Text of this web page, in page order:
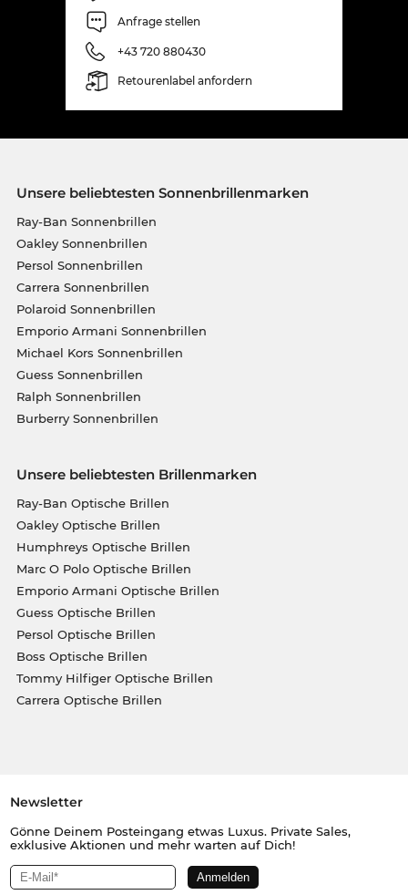
Anfrage stellen
+43 720 880430
Retourenlabel anfordern
Unsere beliebtesten Sonnenbrillenmarken
Ray-Ban Sonnenbrillen
Oakley Sonnenbrillen
Persol Sonnenbrillen
Carrera Sonnenbrillen
Polaroid Sonnenbrillen
Emporio Armani Sonnenbrillen
Michael Kors Sonnenbrillen
Guess Sonnenbrillen
Ralph Sonnenbrillen
Burberry Sonnenbrillen
Unsere beliebtesten Brillenmarken
Ray-Ban Optische Brillen
Oakley Optische Brillen
Humphreys Optische Brillen
Marc O Polo Optische Brillen
Emporio Armani Optische Brillen
Guess Optische Brillen
Persol Optische Brillen
Boss Optische Brillen
Tommy Hilfiger Optische Brillen
Carrera Optische Brillen
Newsletter
Gönne Deinem Posteingang etwas Luxus. Private Sales,
exklusive Aktionen und mehr warten auf Dich!